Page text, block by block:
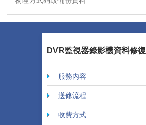
DVR監視器錄影機資料修復
服務內容
送修流程
收費方式